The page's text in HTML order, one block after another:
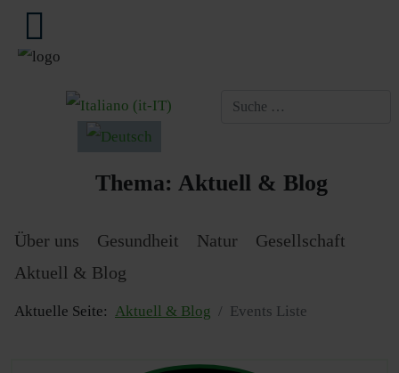
Sprache auswählen
Thema: Aktuell & Blog
Über uns Gesundheit Natur
Gesellschaft
Aktuell & Blog
Aktuelle Seite: Aktuell & Blog Events Liste